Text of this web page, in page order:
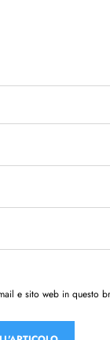
e sito web in questo